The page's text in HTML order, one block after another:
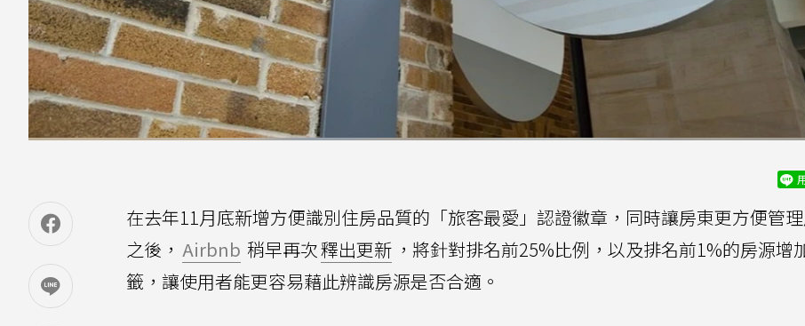
在去年11月底新增方便識別住房品質的「旅客最愛」認證徽章，同時讓房東更方便管
之後， Airbnb 稍早再次釋出更新 ，將針對排名前25%比例，以及排名前1%的房源增
籤，讓使用者能更容易藉此辨識房源是否合適。